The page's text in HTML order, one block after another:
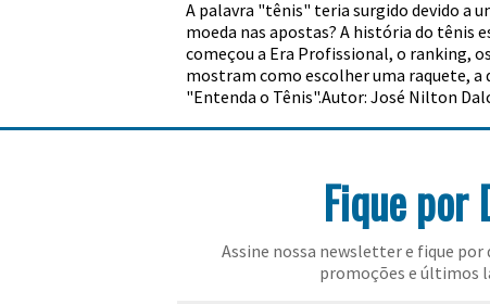
A palavra "tênis" teria surgido devido a
moeda nas apostas? A história do tênis
começou a Era Profissional, o ranking,
mostram como escolher uma raquete, a
"Entenda o Tênis".Autor: José Nilton
Fique por
Assine nossa newsletter e fique por
promoções e últimos